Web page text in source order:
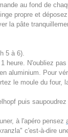
au fond de
propre et
la pâte
5 à 6).
heure. N'oubliez
aluminium. Pour
le moule du four,
puis
à l'apéro pensez
c'est-à-dire